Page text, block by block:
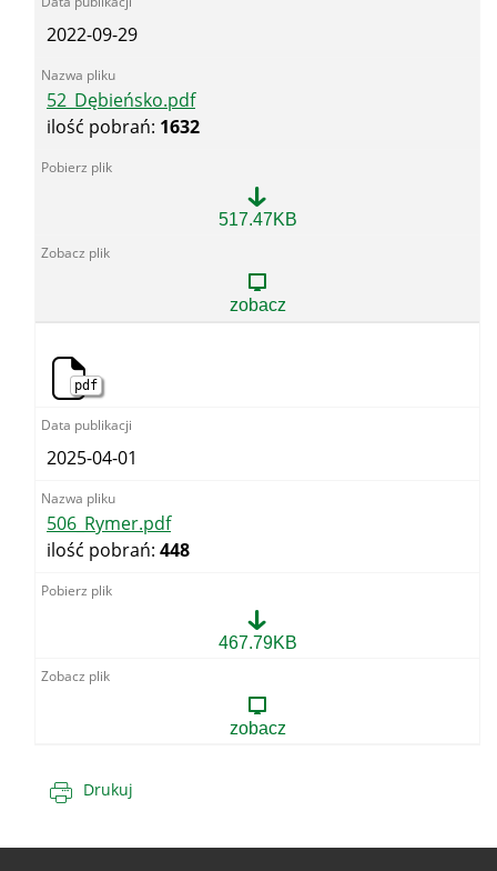
2022-09-29
52_Dębieńsko.pdf
ilość pobrań: 1632
517.47KB
zobacz
pdf
2025-04-01
506_Rymer.pdf
ilość pobrań: 448
467.79KB
zobacz
Drukuj